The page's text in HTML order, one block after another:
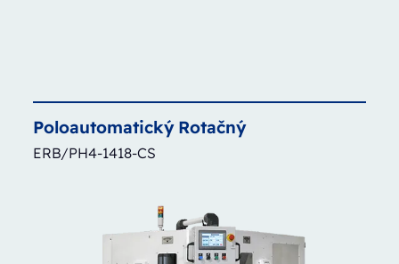
Poloautomatický Rotačný
ERB/PH4-1418-CS